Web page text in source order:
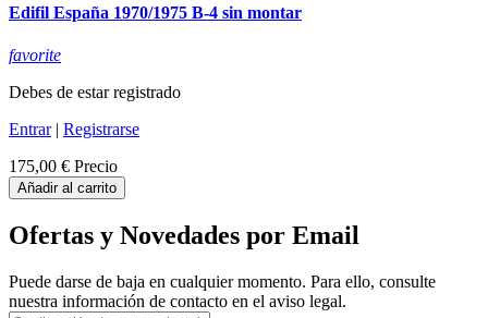
Edifil España 1970/1975 B-4 sin montar
favorite
Debes de estar registrado
Entrar| Registrarse
175,00 € Precio
Añadir al carrito
Ofertas y Novedades por Email
Puede darse de baja en cualquier momento. Para ello, consulte
nuestra información de contacto en el aviso legal.